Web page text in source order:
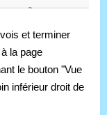
et terminer
la page
le bouton "Vue
inférieur droit de